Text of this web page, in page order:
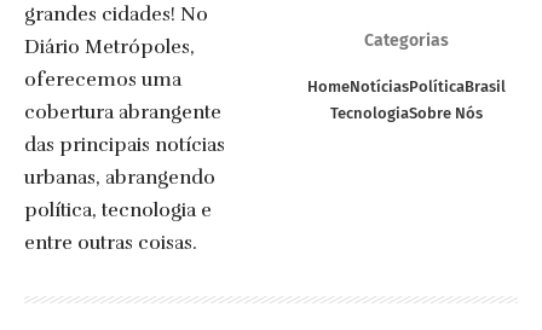
grandes cidades! No
Diário Metrópoles,
oferecemos uma
cobertura abrangente
das principais notícias
urbanas, abrangendo
política, tecnologia e
entre outras coisas.
Categorias
HomeNotíciasPolíticaBrasil
TecnologiaSobre Nós